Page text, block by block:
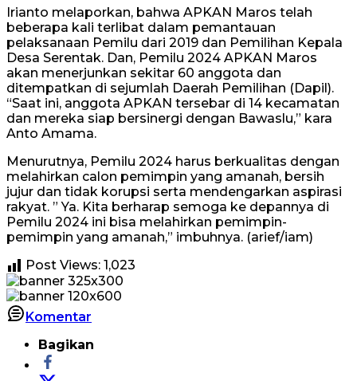
Irianto melaporkan, bahwa APKAN Maros telah
beberapa kali terlibat dalam pemantauan
pelaksanaan Pemilu dari 2019 dan Pemilihan Kepala
Desa Serentak. Dan, Pemilu 2024 APKAN Maros
akan menerjunkan sekitar 60 anggota dan
ditempatkan di sejumlah Daerah Pemilihan (Dapil).
“Saat ini, anggota APKAN tersebar di 14 kecamatan
dan mereka siap bersinergi dengan Bawaslu,” kara
Anto Amama.
Menurutnya, Pemilu 2024 harus berkualitas dengan
melahirkan calon pemimpin yang amanah, bersih
jujur dan tidak korupsi serta mendengarkan aspirasi
rakyat. ” Ya. Kita berharap semoga ke depannya di
Pemilu 2024 ini bisa melahirkan pemimpin-
pemimpin yang amanah,” imbuhnya. (arief/iam)
Post Views: 1,023
Komentar
Bagikan